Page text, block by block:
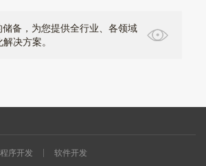
备，为您提供全行业、各领域
决方案。
序开发 软件开发